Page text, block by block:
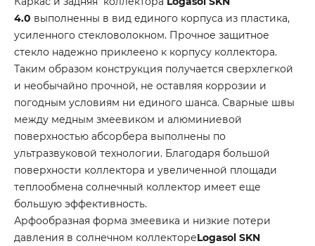
4.0 выполненны в вид единого корпуса из пластика,
усиленного стекловолокном. Прочное защитное
стекло надежно приклеено к корпусу коллектора.
Таким образом конструкция получается сверхлегкой
и необычайно прочной, не оставляя коррозии и
погодным условиям ни единого шанса. Сварные швы
между медным змеевиком и алюминиевой
поверхностью абсорбера выполнены по
ультразвуковой технологии. Благодаря большой
поверхности коллектора и увеличенной площади
теплообмена солнечный коллектор имеет еще
большую эффективность.
Арфообразная форма змеевика и низкие потери
давления в солнечном коллектореLogasol SKN